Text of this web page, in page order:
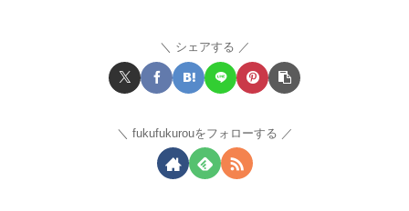
シェアする
fukufukurouをフォローする